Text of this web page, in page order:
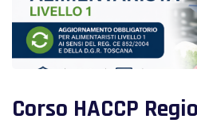
Corso HACCP